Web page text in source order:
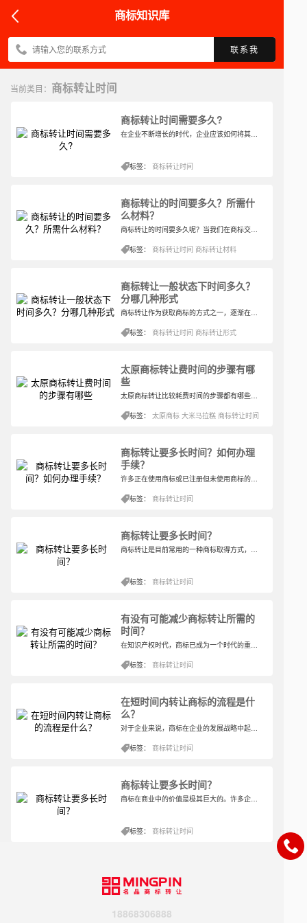
商标知识库
联系我
当前类目： 商标转让时间
商标转让时间需要多久?
在企业不断增长的时代，企业应该如何将其提供的产品或服务与其他企业提供的产品或服务区分开来，让人们知道商品或服务的来源？商标的出现很好地解决了这个问题。人们注册由文字和图形组成的商标，以获得产品的商标权，以保护他们的权利。不可避免地，有了商标注册，就会有商标转让​。现在，让我们谈谈一些关于商标转让的知识。
标签：商标转让时间
商标转让的时间要多久？所需什
么材料？
商标转让的时间要多久呢？当我们在商标交易平台挑中了喜欢的一款商标，接下来就要进行商标转让，根据一般情况，3个月左右会下发转让受理通知书，10个月左右会下发核准转让证明。商标转让时间大致需要6-10个月左右，整个流程为申请、受理、审查、公告、核发转让证明。
标签：商标转让时间 商标转让材料
商标转让一般状态下时间多久？
分哪几种形式
商标转让作为获取商标的方式之一，逐渐在生活中被企业所接受以及开始广泛运用在企业获取商标的过程中。商标注册所需的时间大约是一年左右，不算上中间商标有可能会被驳回的危机或者在公告期间被人异议的可能。因此企业如果想要快速获得商标在市场中拥有自己的一块阵营，商标转让着实是第一选择。
标签：商标转让时间 商标转让形式
太原商标转让费时间的步骤有哪
些
太原商标转让比较耗费时间的步骤都有哪些呢？在进行商标转让业务的时候，一般来讲需要涉及到的时间就是半年左右的时间，当然了，半年的时间说长不长说短也不短，其实在这一段时间里面，并不是所有的步骤都非常耗费时间，其中有一些步骤是属于耗费时间比较多的，如果这些步骤能够得到精简的话
标签：太原商标 大米马拉糕 商标转让时间
商标转让要多长时间？如何办理
手续？
许多正在使用商标或已注册但未使用商标的商标持有人对商标知识了解不多。一些人已经注册了很多商标，成为专业的商标注册人，因为他们看到商标转让能给他们带来良好的经济效益，所以盲目跟风。
标签：商标转让时间
商标转让要多长时间？
标签：商标转让时间
有没有可能减少商标转让所需的
时间？
在知识产权时代，商标已成为一个时代的重要标志。它不仅是其他品牌发展的基础，也是消费者识别商品来源的重要标志。因此，商标注册数量也在不断增加。但是，由于一些原因，我们知道商标注册的难度和周期不利于企业的发展，所以我们在取得相应商标时，会选择转让取得相应的商标，那么商标转让需要多
标签：商标转让时间
在短时间内转让商标的流程是什
么？
对于企业来说，商标在企业的发展战略中起着不可替代的作用，这也是为什么很多企业的产品名称在短时间内达到了一定的知名度，其中商标的作用是不可替代的。在当今快节奏的生活中，时间对很多企业来说都是非常重要的，在一定程度上，时间就是金钱注册商标的时间可以在6-10个月左右完成。转让商标的时间比注册商标的时间短三分之一，快速转让商标流程是什么？
标签：商标转让时间
商标转让要多长时间？
商标在商业中的价值是极其巨大的。许多企业将商标的重要性与企业发展的战略布局相比较，说明商标除了对知识产权的保护外，还起着非常重要的作用。比如，驰名商标也成为大家抢购的对象，尤其是网络上的热词，这些热词的潜在价值很高，商标转让需要多长时间。
标签：商标转让时间
18868306888